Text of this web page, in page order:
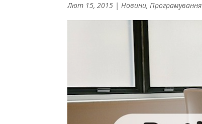
Лют 15, 2015 |Новини,Програмування